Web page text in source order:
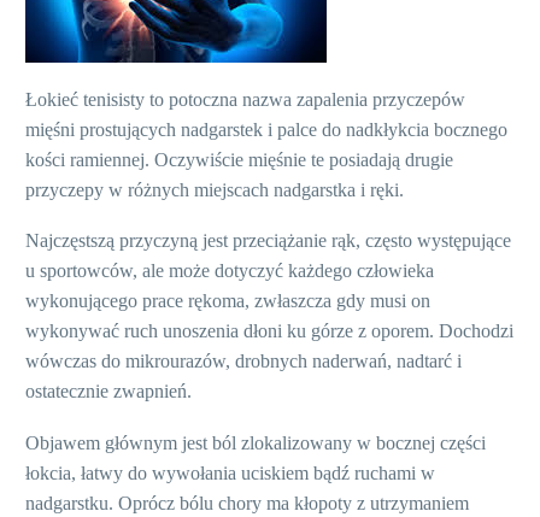
Łokieć tenisisty to potoczna nazwa zapalenia przyczepów
mięśni prostujących nadgarstek i palce do nadkłykcia bocznego
kości ramiennej. Oczywiście mięśnie te posiadają drugie
przyczepy w różnych miejscach nadgarstka i ręki.
Najczęstszą przyczyną jest przeciążanie rąk, często występujące
u sportowców, ale może dotyczyć każdego człowieka
wykonującego prace rękoma, zwłaszcza gdy musi on
wykonywać ruch unoszenia dłoni ku górze z oporem. Dochodzi
wówczas do mikrourazów, drobnych naderwań, nadtarć i
ostatecznie zwapnień.
Objawem głównym jest ból zlokalizowany w bocznej części
łokcia, łatwy do wywołania uciskiem bądź ruchami w
nadgarstku. Oprócz bólu chory ma kłopoty z utrzymaniem